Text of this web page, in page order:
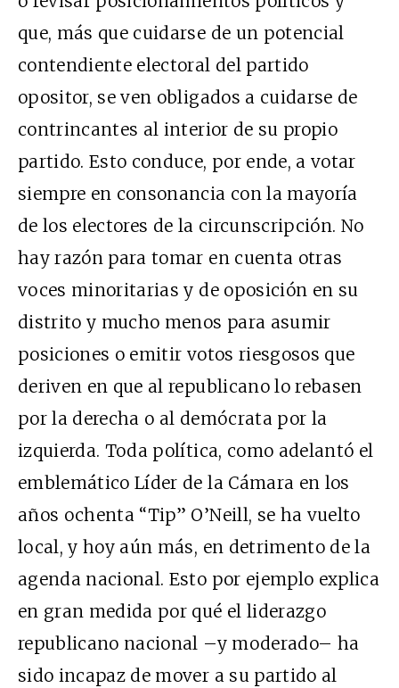
que, más que cuidarse de un potencial
contendiente electoral del partido
opositor, se ven obligados a cuidarse de
contrincantes al interior de su propio
partido. Esto conduce, por ende, a votar
siempre en consonancia con la mayoría
de los electores de la circunscripción. No
hay razón para tomar en cuenta otras
voces minoritarias y de oposición en su
distrito y mucho menos para asumir
posiciones o emitir votos riesgosos que
deriven en que al republicano lo rebasen
por la derecha o al demócrata por la
izquierda. Toda política, como adelantó el
emblemático Líder de la Cámara en los
años ochenta “Tip” O’Neill, se ha vuelto
local, y hoy aún más, en detrimento de la
agenda nacional. Esto por ejemplo explica
en gran medida por qué el liderazgo
republicano nacional –y moderado– ha
sido incapaz de mover a su partido al